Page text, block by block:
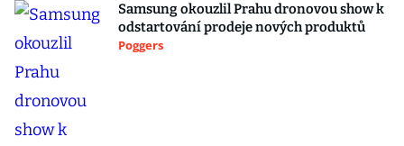
Samsung okouzlil Prahu dronovou show k
odstartování prodeje nových produktů
Poggers